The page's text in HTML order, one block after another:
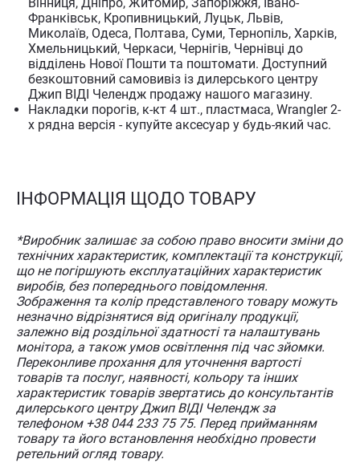
Франківськ, Кропивницький, Луцьк, Львів,
Миколаїв, Одеса, Полтава, Суми, Тернопіль, Харків,
Хмельницький, Черкаси, Чернігів, Чернівці до
відділень Нової Пошти та поштомати. Доступний
безкоштовний самовивіз із дилерського центру
Джип ВІДІ Челендж продажу нашого магазину.
Накладки порогів, к-кт 4 шт., пластмаса, Wrangler 2-
х рядна версія - купуйте аксесуар у будь-який час.
ІНФОРМАЦІЯ ЩОДО ТОВАРУ
*Виробник залишає за собою право вносити зміни до
технічних характеристик, комплектації та конструкції,
що не погіршують експлуатаційних характеристик
виробів, без попереднього повідомлення.
Зображення та колір представленого товару можуть
незначно відрізнятися від оригіналу продукції,
залежно від роздільної здатності та налаштувань
монітора, а також умов освітлення під час зйомки.
Переконливе прохання для уточнення вартості
товарів та послуг, наявності, кольору та інших
характеристик товарів звертатись до консультантів
дилерського центру Джип ВІДІ Челендж за
телефоном +38 044 233 75 75. Перед прийманням
товару та його встановлення необхідно провести
ретельний огляд товару.